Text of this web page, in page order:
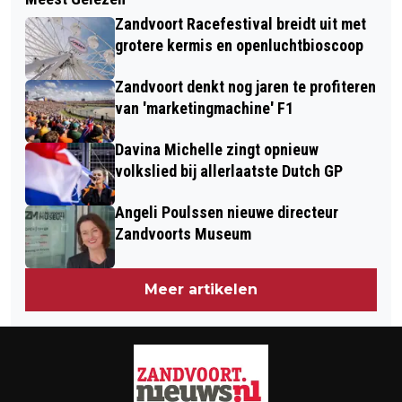
KLEURRIJK- SPORTIEF- EN
FEESTELIJK FORMULE 1-WEEKEND
PRAALWAGEN BLIKVANGER
PRESENTATIECEREMONIE DUTCH
GRAND PRIX
Zandvoort Racefestival breidt uit met
grotere kermis en openluchtbioscoop
Zandvoort denkt nog jaren te profiteren
van 'marketingmachine' F1
Davina Michelle zingt opnieuw
volkslied bij allerlaatste Dutch GP
Angeli Poulssen nieuwe directeur
Zandvoorts Museum
Meer artikelen